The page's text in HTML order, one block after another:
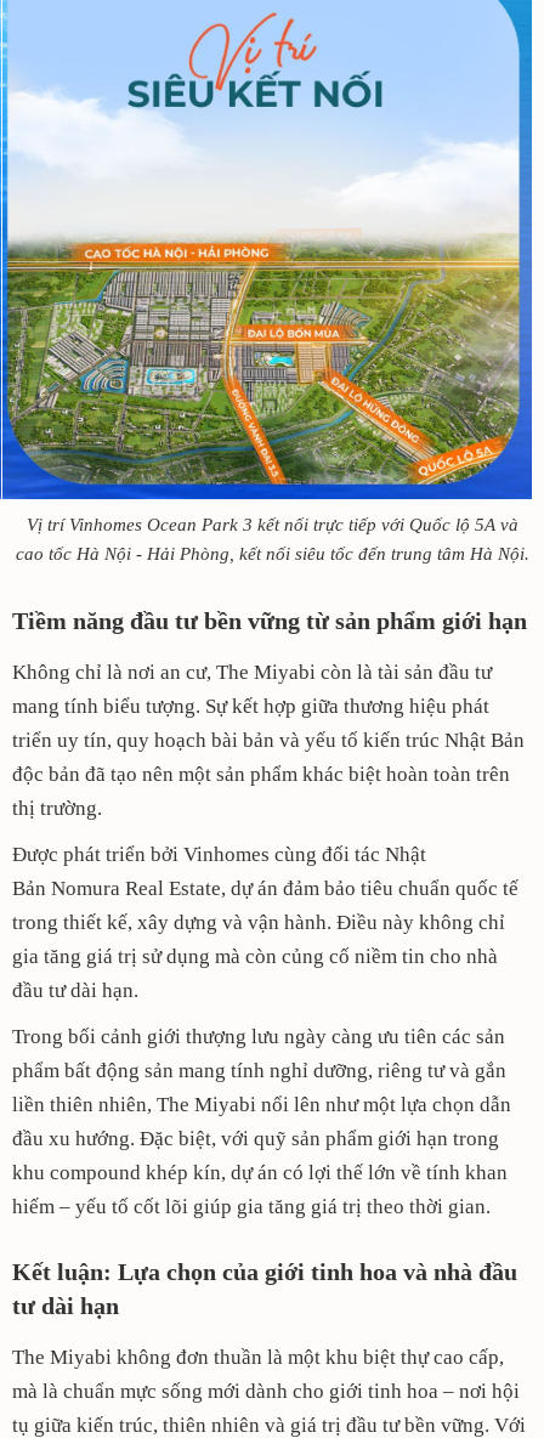
Vị trí Vinhomes Ocean Park 3 kết nối trực tiếp với Quốc lộ 5A và
cao tốc Hà Nội - Hải Phòng, kết nối siêu tốc đến trung tâm Hà Nội.
Tiềm năng đầu tư bền vững từ sản phẩm giới hạn
Không chỉ là nơi an cư, The Miyabi còn là tài sản đầu tư
mang tính biểu tượng. Sự kết hợp giữa thương hiệu phát
triển uy tín, quy hoạch bài bản và yếu tố kiến trúc Nhật Bản
độc bản đã tạo nên một sản phẩm khác biệt hoàn toàn trên
thị trường.
Được phát triển bởi Vinhomes cùng đối tác Nhật
Bản Nomura Real Estate, dự án đảm bảo tiêu chuẩn quốc tế
trong thiết kế, xây dựng và vận hành. Điều này không chỉ
gia tăng giá trị sử dụng mà còn củng cố niềm tin cho nhà
đầu tư dài hạn.
Trong bối cảnh giới thượng lưu ngày càng ưu tiên các sản
phẩm bất động sản mang tính nghỉ dưỡng, riêng tư và gắn
liền thiên nhiên, The Miyabi nổi lên như một lựa chọn dẫn
đầu xu hướng. Đặc biệt, với quỹ sản phẩm giới hạn trong
khu compound khép kín, dự án có lợi thế lớn về tính khan
hiếm – yếu tố cốt lõi giúp gia tăng giá trị theo thời gian.
Kết luận: Lựa chọn của giới tinh hoa và nhà đầu
tư dài hạn
The Miyabi không đơn thuần là một khu biệt thự cao cấp,
mà là chuẩn mực sống mới dành cho giới tinh hoa – nơi hội
tụ giữa kiến trúc, thiên nhiên và giá trị đầu tư bền vững. Với